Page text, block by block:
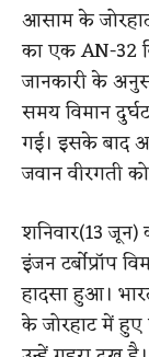
आसाम के
का एक AN-32
जानकारी के
समय विमान
गई। इसके बाद
जवान वीरगती
शनिवार(13 जून)
इंजन टर्बोप्रॉप
हादसा हुआ।
के जोरहाट में